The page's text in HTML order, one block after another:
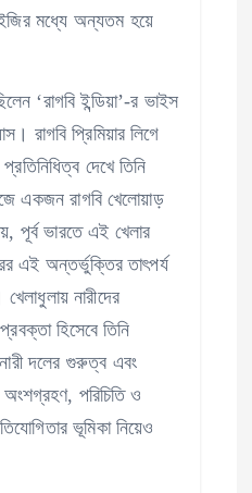
মধ্যে অন্যতম হয়ে
‘রাগবি ইন্ডিয়া’-র ভাইস
রাগবি প্রিমিয়ার লিগে
দেখে তিনি
একজন রাগবি খেলোয়াড়
পূর্ব ভারতে এই খেলার
এই অন্তর্ভুক্তির তাৎপর্য
নারীদের
হিসেবে তিনি
নারী দলের গুরুত্ব এবং
অংশগ্রহণ, পরিচিতি ও
ভূমিকা নিয়েও